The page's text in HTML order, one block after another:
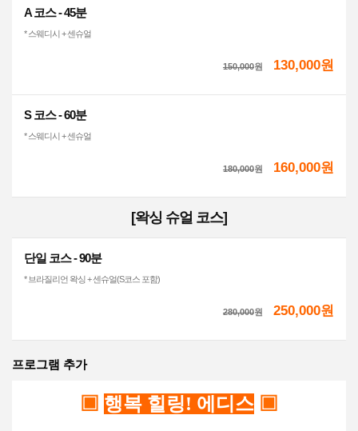
A 코스 - 45분
* 스웨디시 + 센슈얼
150,000원 130,000원
S 코스 - 60분
* 스웨디시 + 센슈얼
180,000원 160,000원
[왁싱 슈얼 코스]
단일 코스 - 90분
* 브라질리언 왁싱 + 센슈얼(S코스 포함)
280,000원 250,000원
프로그램 추가
▣ 행복 힐링! 에디스 ▣